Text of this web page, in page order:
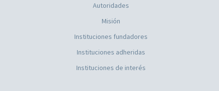
Autoridades
Misión
Instituciones fundadores
Instituciones adheridas
Instituciones de interés